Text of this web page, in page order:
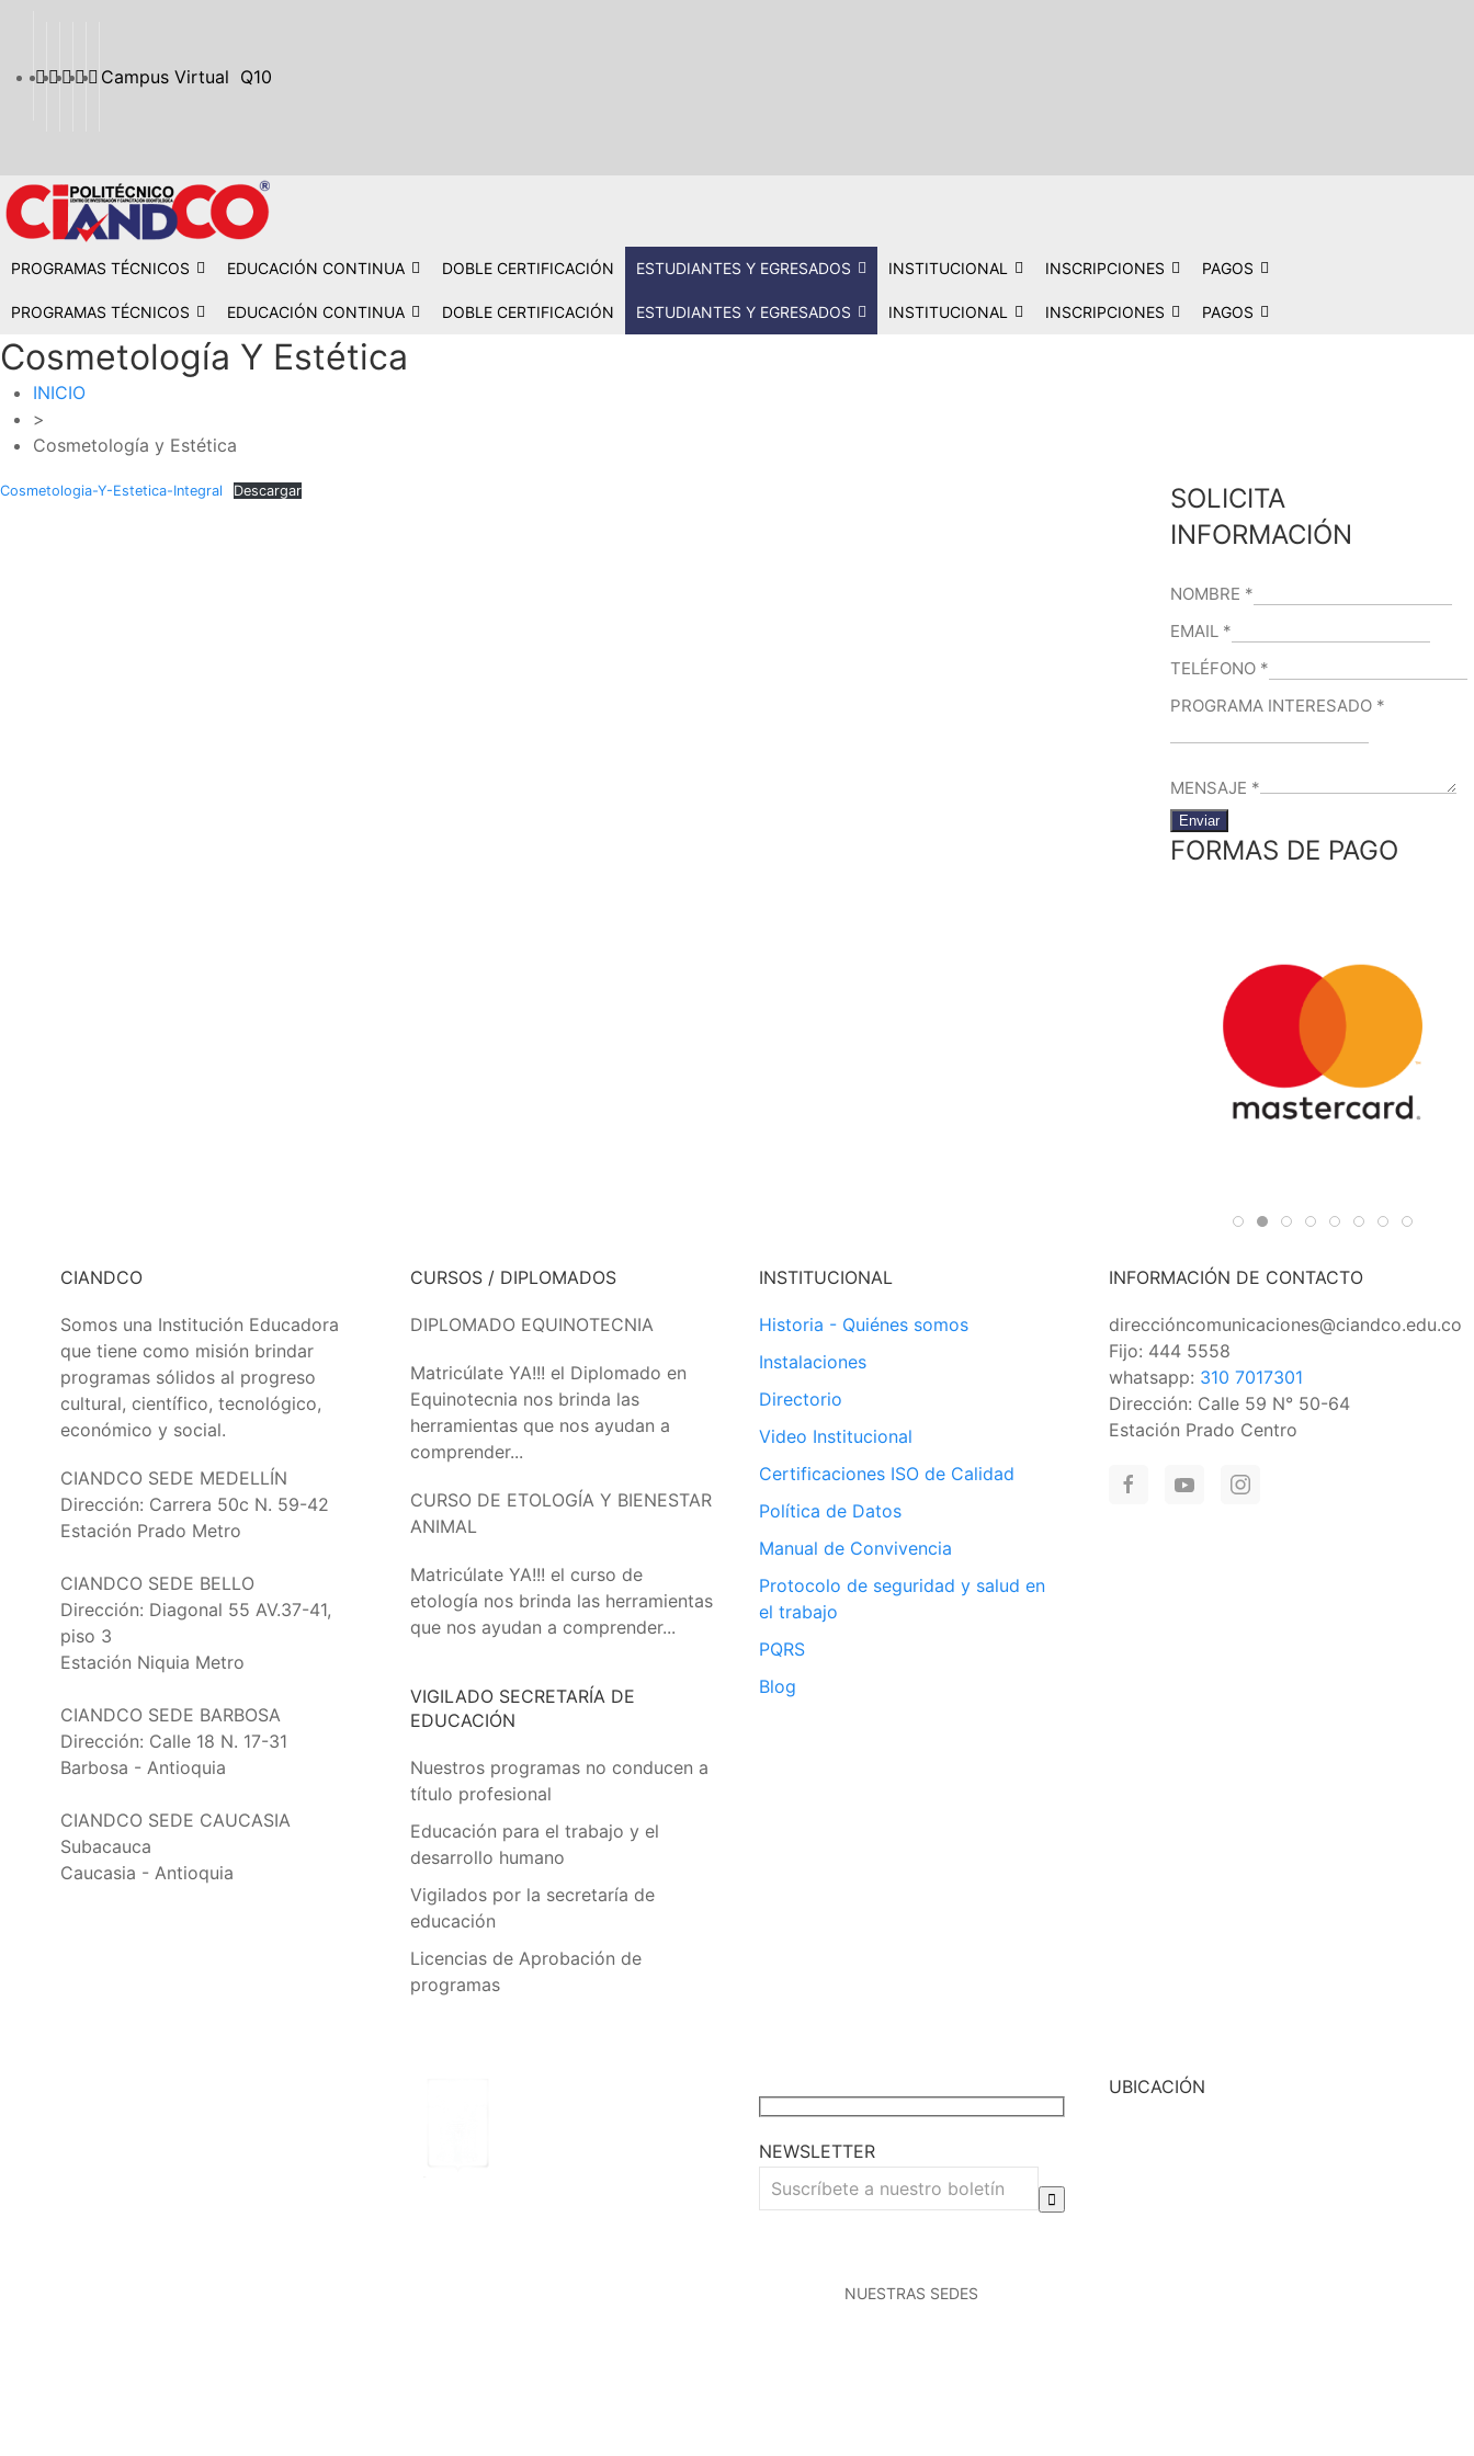
Campus Virtual Q10
PROGRAMAS TÉCNICOS EDUCACIÓN CONTINUA DOBLE CERTIFICACIÓN ESTUDIANTES Y EGRESADOS INSTITUCIONAL INSCRIPCIONES PAGOS
PROGRAMAS TÉCNICOS EDUCACIÓN CONTINUA DOBLE CERTIFICACIÓN ESTUDIANTES Y EGRESADOS INSTITUCIONAL INSCRIPCIONES PAGOS
Cosmetología Y Estética
INICIO
>
Cosmetología y Estética
Cosmetologia-Y-Estetica-Integral Descargar
SOLICITA
INFORMACIÓN
NOMBRE *
EMAIL *
TELÉFONO *
PROGRAMA INTERESADO *
MENSAJE *
Enviar
FORMAS DE PAGO
CIANDCO
Somos una Institución Educadora
que tiene como misión brindar
programas sólidos al progreso
cultural, científico, tecnológico,
económico y social.
CIANDCO SEDE MEDELLÍN
Dirección: Carrera 50c N. 59-42
Estación Prado Metro
CIANDCO SEDE BELLO
Dirección: Diagonal 55 AV.37-41,
piso 3
Estación Niquia Metro
CIANDCO SEDE BARBOSA
Dirección: Calle 18 N. 17-31
Barbosa - Antioquia
CIANDCO SEDE CAUCASIA
Subacauca
Caucasia - Antioquia
CURSOS / DIPLOMADOS
DIPLOMADO EQUINOTECNIA
Matricúlate YA!!! el Diplomado en
Equinotecnia nos brinda las
herramientas que nos ayudan a
comprender...
CURSO DE ETOLOGÍA Y BIENESTAR
ANIMAL
Matricúlate YA!!! el curso de
etología nos brinda las herramientas
que nos ayudan a comprender...
VIGILADO SECRETARÍA DE
EDUCACIÓN
Nuestros programas no conducen a
título profesional
Educación para el trabajo y el
desarrollo humano
Vigilados por la secretaría de
educación
Licencias de Aprobación de
programas
INSTITUCIONAL
Historia - Quiénes somos
Instalaciones
Directorio
Video Institucional
Certificaciones ISO de Calidad
Política de Datos
Manual de Convivencia
Protocolo de seguridad y salud en
el trabajo
PQRS
Blog
INFORMACIÓN DE CONTACTO
direccióncomunicaciones@ciandco.edu.co
Fijo: 444 5558
whatsapp: 310 7017301
Dirección: Calle 59 N° 50-64
Estación Prado Centro
NEWSLETTER
NUESTRAS SEDES
UBICACIÓN